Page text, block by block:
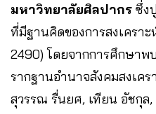
มหาวิทยาลัยศิลปากร ซึ่ง
ที่มีฐานคิดของการสงเครา
2490) โดยจากการศึกษาพ
รากฐานอำนาจสังคมสงเค
สุวรรณ รื่นยศ, เทียน อัชกุล